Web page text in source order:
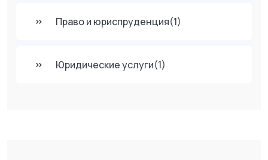
Право и юриспруденция(1)
Юридические услуги(1)